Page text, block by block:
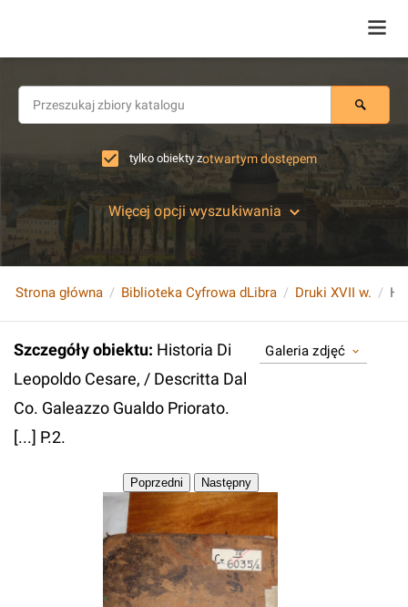
tylko obiekty zotwartym dostępem
Więcej opcji wyszukiwania
Strona główna Biblioteka Cyfrowa dLibra Druki XVII w.
Szczegóły obiektu: Historia Di
Leopoldo Cesare, / Descritta Dal
Co. Galeazzo Gualdo Priorato.
[...] P.2.
Galeria zdjęć